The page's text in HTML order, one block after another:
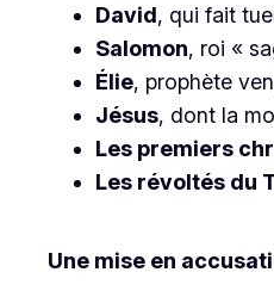
David, qui fait
Salomon, roi «
Élie, prophète
Jésus, dont la
Les premiers
Les révoltés du
Une mise en